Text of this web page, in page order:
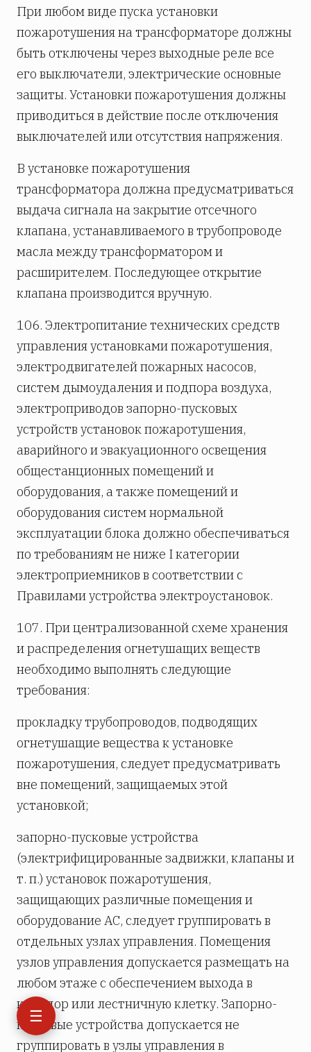
☰
При любом виде пуска установки
пожаротушения на трансформаторе должны
быть отключены через выходные реле все
его выключатели, электрические основные
защиты. Установки пожаротушения должны
приводиться в действие после отключения
выключателей или отсутствия напряжения.
В установке пожаротушения
трансформатора должна предусматриваться
выдача сигнала на закрытие отсечного
клапана, устанавливаемого в трубопроводе
масла между трансформатором и
расширителем. Последующее открытие
клапана производится вручную.
106. Электропитание технических средств
управления установками пожаротушения,
электродвигателей пожарных насосов,
систем дымоудаления и подпора воздуха,
электроприводов запорно-пусковых
устройств установок пожаротушения,
аварийного и эвакуационного освещения
общестанционных помещений и
оборудования, а также помещений и
оборудования систем нормальной
эксплуатации блока должно обеспечиваться
по требованиям не ниже I категории
электроприемников в соответствии с
Правилами устройства электроустановок.
107. При централизованной схеме хранения
и распределения огнетушащих веществ
необходимо выполнять следующие
требования:
прокладку трубопроводов, подводящих
огнетушащие вещества к установке
пожаротушения, следует предусматривать
вне помещений, защищаемых этой
установкой;
запорно-пусковые устройства
(электрифицированные задвижки, клапаны и
т. п.) установок пожаротушения,
защищающих различные помещения и
оборудование АС, следует группировать в
отдельных узлах управления. Помещения
узлов управления допускается размещать на
любом этаже с обеспечением выхода в
коридор или лестничную клетку. Запорно-
пусковые устройства допускается не
группировать в узлы управления в